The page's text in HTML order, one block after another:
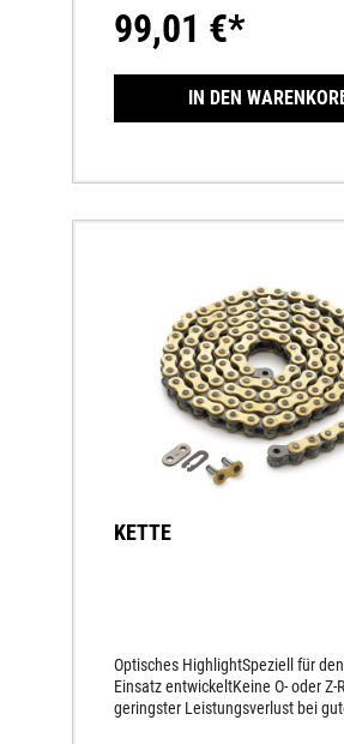
99,01 €*
IN DEN
KETTE
Optisches HighlightSpeziell für
Einsatz entwickeltKeine O- oder Z-
geringster Leistungsverlust bei